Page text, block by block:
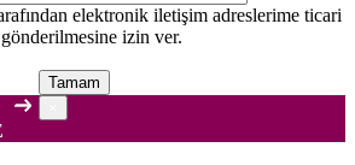
elektronik iletişim adreslerime ticari
izin ver.
Tamam